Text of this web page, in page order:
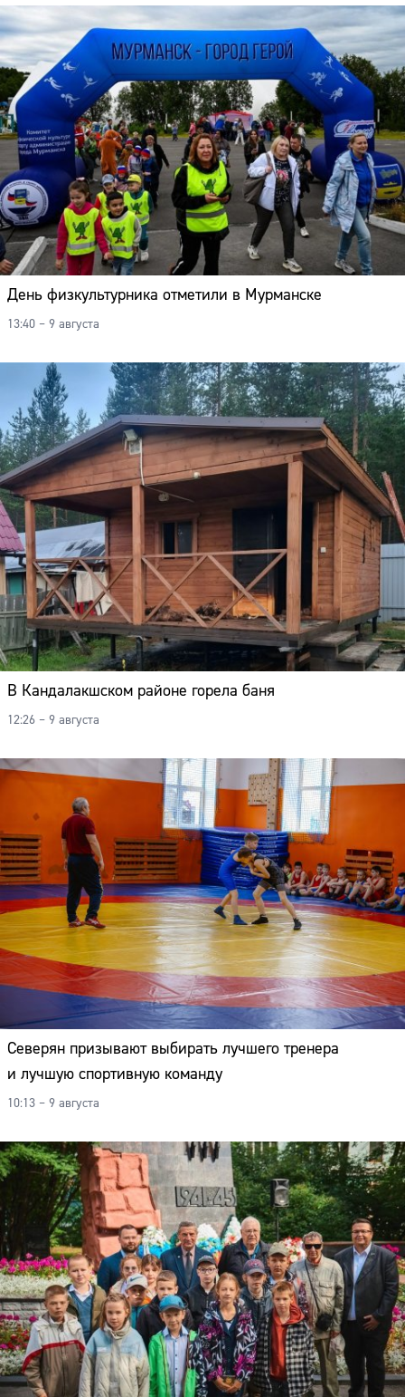
День физкультурника отметили в Мурманске
13:40 – 9 августа
В Кандалакшском районе горела баня
12:26 – 9 августа
Северян призывают выбирать лучшего тренера
и лучшую спортивную команду
10:13 – 9 августа